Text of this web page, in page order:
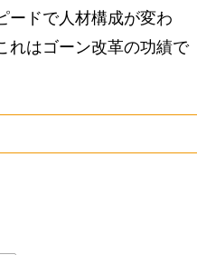
ードで人材構成が変わ
れはゴーン改革の功績で